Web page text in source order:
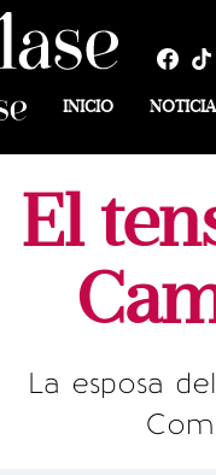
INICIO
El
La esposa